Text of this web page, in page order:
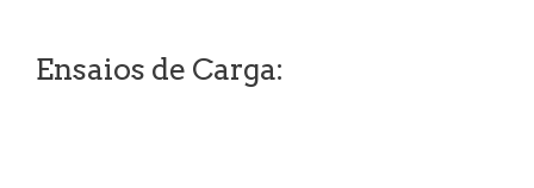
Ensaios de Carga: